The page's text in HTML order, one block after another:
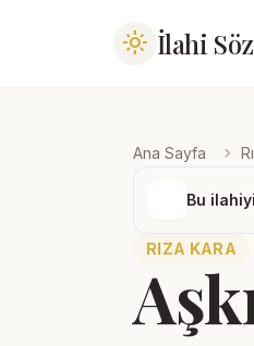
light_mode İlahi
Ana Sayfa chevron_right
Bu
RIZA KARA